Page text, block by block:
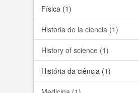
Física (1)
Historia de la ciencia (1)
History of science (1)
História da ciência (1)